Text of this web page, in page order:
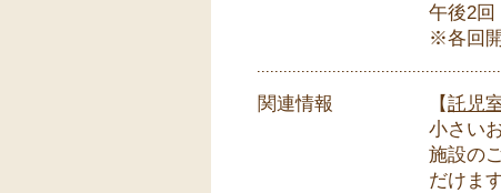
午後2回
※各回
関連情報 【託児
小さい
施設の
だけます